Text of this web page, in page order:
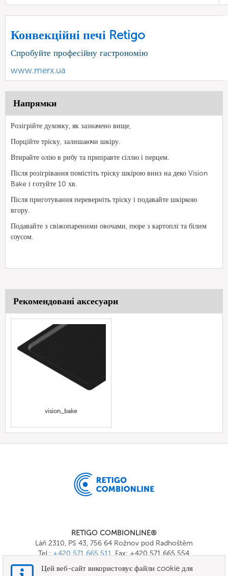
Конвекційні печі Retigo
Спробуйте професійну гастрономію
www.merx.ua
Напрямки
Розігрійте духовку, як зазначено вище,
Порційте тріску, залишаючи шкіру.
Втирайте олію в рибу та приправте сіллю і перцем.
Після розігрівання помістіть тріску шкірою вниз на деко Vision
Bake і готуйте 10 хв.
Після приготування переверніть тріску і подавайте шкіркою
вгору.
Подавайте з свіжопареними овочами, пюре з картоплі та білим
соусом.
Рекомендовані аксесуари
vision_bake
RETIGO COMBIONLINE®
Láň 2310, PS 43, 756 64 Rožnov pod Radhoštěm
Tel.:+420 571 665 511, Fax: +420 571 665 554
Цей веб-сайт використовує файли cookie для